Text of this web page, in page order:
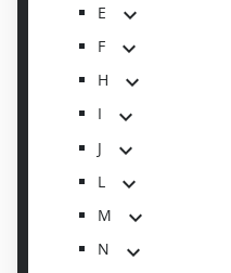
E
F
H
I
J
L
M
N